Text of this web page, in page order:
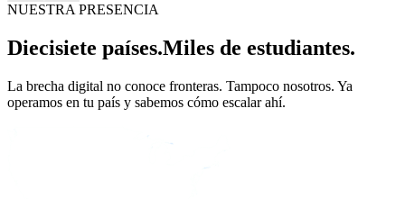
NUESTRA PRESENCIA
Diecisiete países.Miles de estudiantes.
La brecha digital no conoce fronteras. Tampoco nosotros. Ya
operamos en tu país y sabemos cómo escalar ahí.